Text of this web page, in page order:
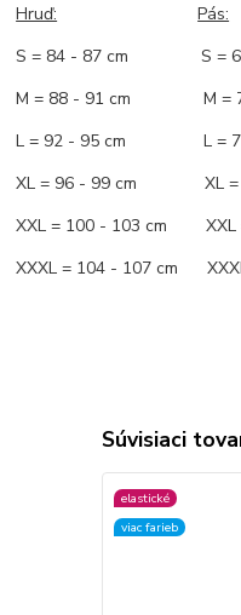
Hruď:
Pás:
S = 84 - 87 cm S = 69
M = 88 - 91 cm M =
L = 92 - 95 cm L = 77
XL = 96 - 99 cm XL =
XXL = 100 - 103 cm XXL
XXXL = 104 - 107 cm
Súvisiaci
elastické
viac farieb